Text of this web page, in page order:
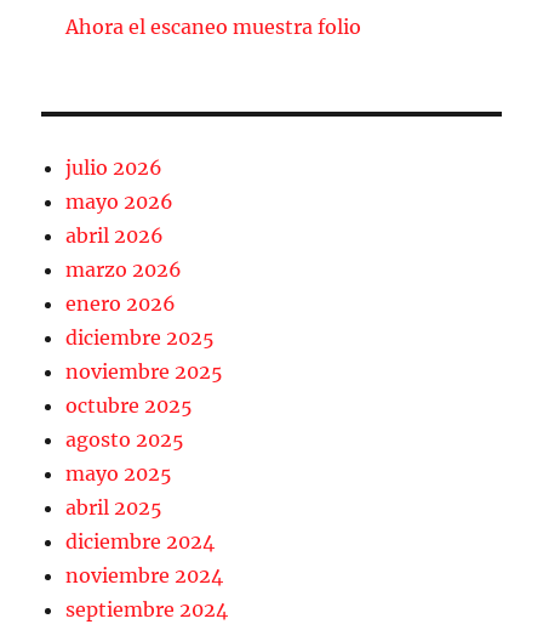
Ahora el escaneo muestra folio
julio 2026
mayo 2026
abril 2026
marzo 2026
enero 2026
diciembre 2025
noviembre 2025
octubre 2025
agosto 2025
mayo 2025
abril 2025
diciembre 2024
noviembre 2024
septiembre 2024